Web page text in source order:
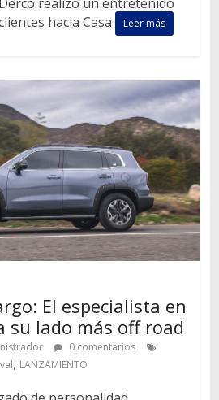
hacia Casa
Leer más
El especialista en
su lado más off road
0 comentarios
, LANZAMIENTO